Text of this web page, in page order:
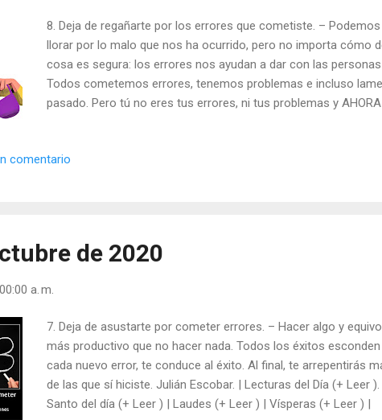
8. Deja de regañarte por los errores que cometiste. –
llorar por lo malo que nos ha ocurrido, pero no importa cómo
cosa es segura: los errores nos ayudan a dar con las
Todos cometemos errores, tenemos problemas e incluso
pasado. Pero tú no eres tus errores, ni tus problemas y
Evangelio y Meditación (+ Leer ) | | Santo del día (+ Leer ) |
comentario
de 2020
a. m.
7. Deja de asustarte por cometer errores. – Hacer algo y
más productivo que no hacer nada. Todos los éxitos
cada nuevo error, te conduce al éxito. Al final, te arrepentirás
de las que sí hiciste. Julián Escobar. | Lecturas del Día (+ Leer
Santo del día (+ Leer ) | Laudes (+ Leer ) | Vísperas (+ Leer ) |